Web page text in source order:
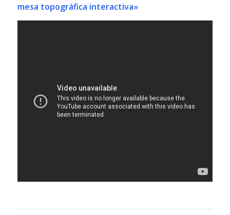
mesa topográfica interactiva»